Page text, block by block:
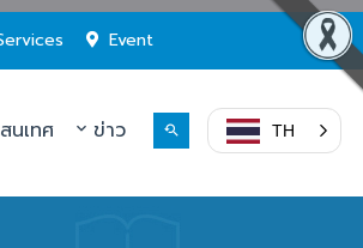
Event
นเทศ ข่าว TH